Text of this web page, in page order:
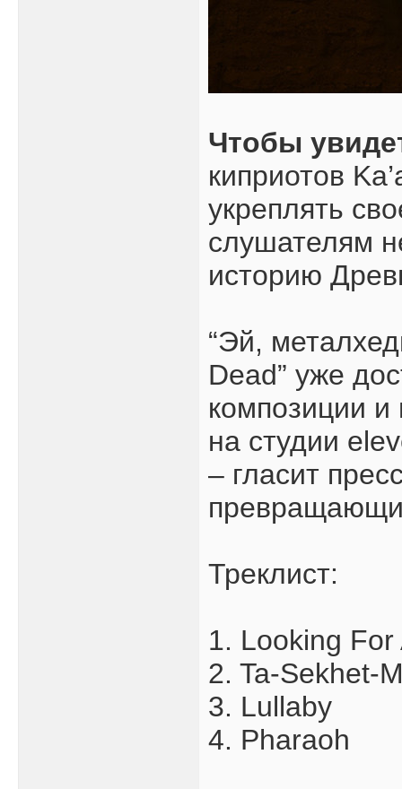
Чтобы
киприотов
укреплять
слушателям
историю
“Эй,
Dead” уже
композиции
на студии
– гласит
Треклист:
1. Looking For
2. Ta-Sekhet-
3. Lullaby
4. Pharaoh